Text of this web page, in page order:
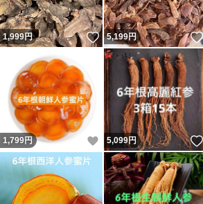
1,999円 いいね！
5,199円
1,799円 いいね！
5,099円